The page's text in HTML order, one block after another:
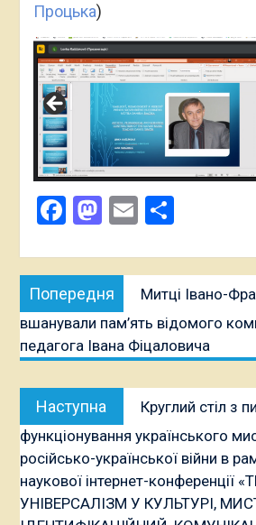
Процька)
Facebook
Mastodon
Email
Навігація
записів
Попередня
публікація:
Митці Івано-
вшанували пам’ять відомого
педагога Івана Фіцаловича
Наступна
публікація:
Круглий стіл з
функціонування українського
російсько-української війни в
наукової інтернет-конференції
УНІВЕРСАЛІЗМ У КУЛЬТУРІ,